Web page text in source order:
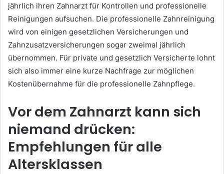
jährlich ihren Zahnarzt für Kontrollen und professionelle
Reinigungen aufsuchen. Die professionelle Zahnreinigung
wird von einigen gesetzlichen Versicherungen und
Zahnzusatzversicherungen sogar zweimal jährlich
übernommen. Für private und gesetzlich Versicherte lohnt
sich also immer eine kurze Nachfrage zur möglichen
Kostenübernahme für die professionelle Zahnpflege.
Vor dem Zahnarzt kann sich
niemand drücken:
Empfehlungen für alle
Altersklassen